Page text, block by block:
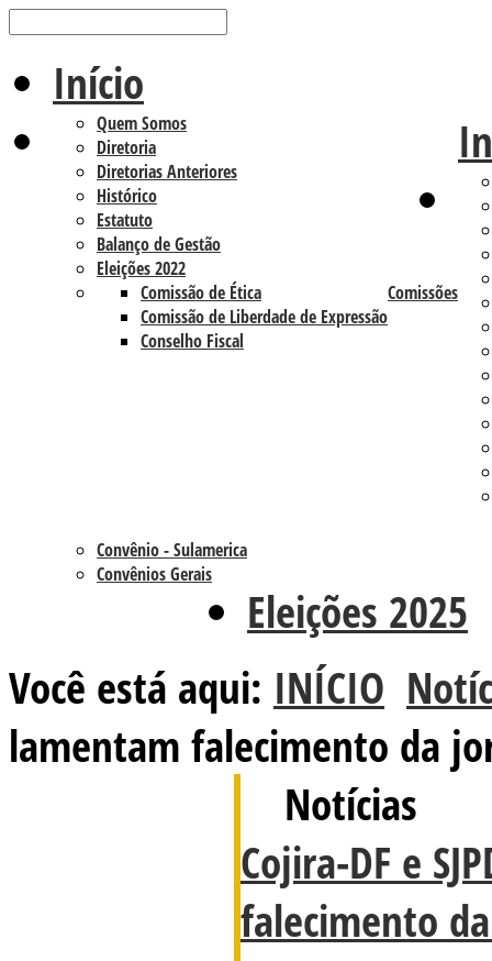
Início
Quem Somos
Diretoria
Diretorias Anteriores
Histórico
Estatuto
Balanço de Gestão
Eleições 2022
Comissões
Comissão de Ética
Comissão de Liberdade de Expressão
Conselho Fiscal
Convênio - Sulamerica
Convênios Gerais
Eleições 2025
Você está aqui: INÍCIO
lamentam falecimento da
Notícias
Cojira-DF e
falecimento